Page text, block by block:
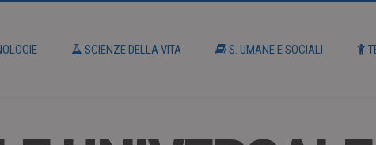
SCIENZE DELLA VITA S. UMANE E SOCIALI